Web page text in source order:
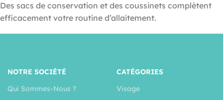
Des sacs de conservation et des coussinets complètent
efficacement votre routine d’allaitement.
NOTRE SOCIÉTÉ
Qui Sommes-Nous ?
CATÉGORIES
Visage